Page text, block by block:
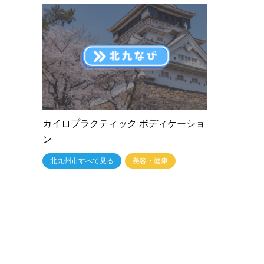
カイロプラクティック ボディケーショ
ン
北九州市すべて見る 美容・健康